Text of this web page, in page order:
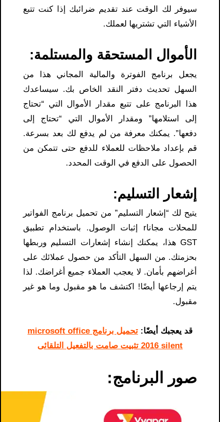
سيوفر لك الوقت عند تقديم ضرائبك إذا كنت تتبع
الأشياء التي تشتريها لعملك.
الأموال المستحقة والمستلمة:
يجعل برنامج الفوترة والمالية المجاني هذا من
السهل تحديث دفتر النقد الخاص بك. سيساعدك
هذا البرنامج على تتبع مقدار الأموال التي “تحتاج
إلى استلامها” ومقدار الأموال التي “تحتاج إلى
دفعها”. يمكنك معرفة من لم يدفع لك بعد بسرعة.
قم بإعداد ملاحظات للعملاء للدفع حتى تتمكن من
الحصول على الدفع في الوقت المحدد.
إشعار التسليم:
يتيح لك “إشعار التسليم” من تحميل برنامج الفواتير
للمحلات مجانا​r إثبات الوصول. باستخدام تطبيق
GST هذا، يمكنك إنشاء إشعارات التسليم وربطها
بحزمتك. من السهل التأكد من حصول عملائك على
أغراضهم بأمان. لا يعجب العملاء جميع أغراضك. لذا
يتم إرجاعها أيضًا! اكتشف ما هو مقبول وما هو غير
مقبول.
قد يعجبك أيضًا:
تحميل برنامج microsoft office
2016 silent تثبيت صامت بالتفعيل التلقائى
صور البرنامج: